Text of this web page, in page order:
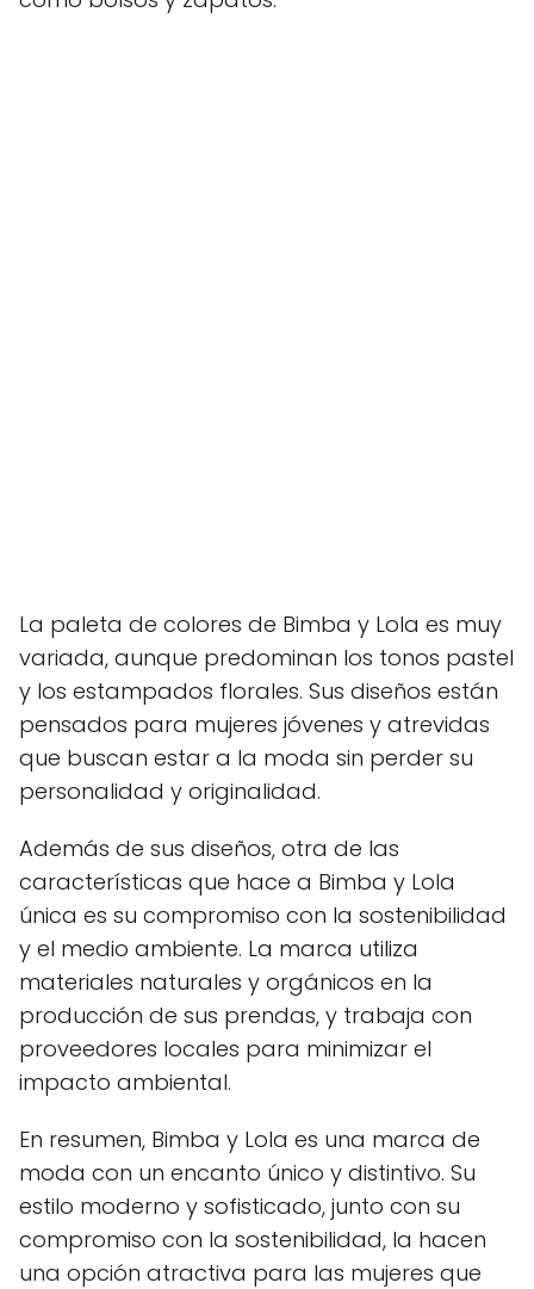
La paleta de colores de Bimba y Lola es muy
variada, aunque predominan los tonos pastel
y los estampados florales. Sus diseños están
pensados para mujeres jóvenes y atrevidas
que buscan estar a la moda sin perder su
personalidad y originalidad.
Además de sus diseños, otra de las
características que hace a Bimba y Lola
única es su compromiso con la sostenibilidad
y el medio ambiente. La marca utiliza
materiales naturales y orgánicos en la
producción de sus prendas, y trabaja con
proveedores locales para minimizar el
impacto ambiental.
En resumen, Bimba y Lola es una marca de
moda con un encanto único y distintivo. Su
estilo moderno y sofisticado, junto con su
compromiso con la sostenibilidad, la hacen
una opción atractiva para las mujeres que